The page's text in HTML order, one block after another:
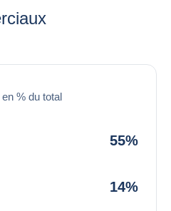
% du total
55%
14%